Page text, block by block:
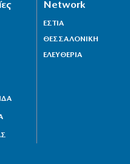
Network
ΕΣΤΙΑ
ΘΕΣΣΑΛΟΝΙΚΗ
ΕΛΕΥΘΕΡΙΑ